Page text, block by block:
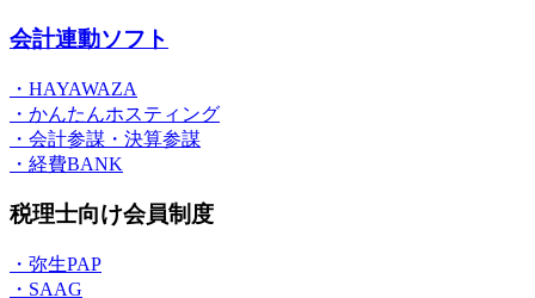
会計連動ソフト
・HAYAWAZA
・かんたんホスティング
・会計参謀・決算参謀
・経費BANK
税理士向け会員制度
・弥生PAP
・SAAG